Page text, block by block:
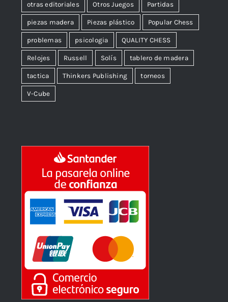
otras editoriales Otros Juegos Partidas
piezas madera Piezas plástico Popular Chess
problemas psicologia QUALITY CHESS
Relojes Russell Solís tablero de madera
tactica Thinkers Publishing torneos
V-Cube